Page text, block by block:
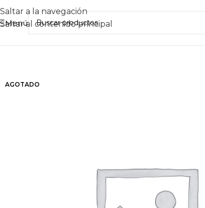
Saltar a la navegación
Saltar al contenido principal
Menú
AGOTADO